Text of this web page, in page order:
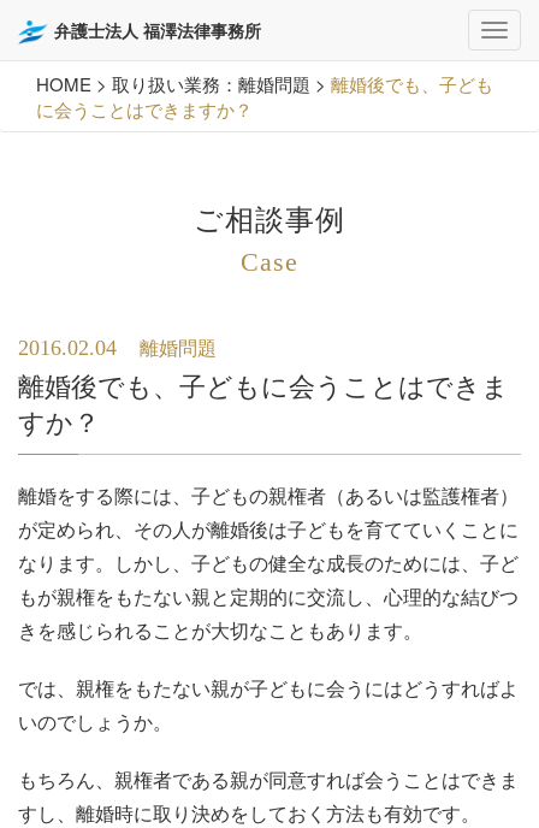
弁護士法人 福澤法律事務所
HOME > 取り扱い業務：離婚問題 > 離婚後でも、子ども
に会うことはできますか？
ご相談事例
Case
2016.02.04 離婚問題
離婚後でも、子どもに会うことはできま
すか？
離婚をする際には、子どもの親権者（あるいは監護権者）
が定められ、その人が離婚後は子どもを育てていくことに
なります。しかし、子どもの健全な成長のためには、子ど
もが親権をもたない親と定期的に交流し、心理的な結びつ
きを感じられることが大切なこともあります。
では、親権をもたない親が子どもに会うにはどうすればよ
いのでしょうか。
もちろん、親権者である親が同意すれば会うことはできま
すし、離婚時に取り決めをしておく方法も有効です。